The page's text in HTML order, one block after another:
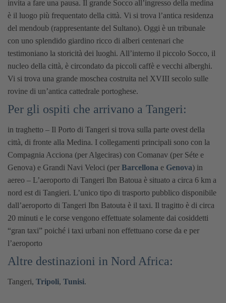
invita a fare una pausa. Il grande Socco all’ingresso della medina
è il luogo più frequentato della città. Vi si trova l’antica residenza
del mendoub (rappresentante del Sultano). Oggi è un tribunale
con uno splendido giardino ricco di alberi centenari che
testimoniano la storicità dei luoghi. All’interno il piccolo Socco, il
nucleo della città, è circondato da piccoli caffè e vecchi alberghi.
Vi si trova una grande moschea costruita nel XVIII secolo sulle
rovine di un’antica cattedrale portoghese.
Per gli ospiti che arrivano a Tangeri:
in traghetto – Il Porto di Tangeri si trova sulla parte ovest della
città, di fronte alla Medina. I collegamenti principali sono con la
Compagnia Acciona (per Algeciras) con Comanav (per Séte e
Genova) e Grandi Navi Veloci (per Barcellona e Genova) in
aereo – L’aeroporto di Tangeri Ibn Batoua è situato a circa 6 km a
nord est di Tangieri. L’unico tipo di trasporto pubblico disponibile
dall’aeroporto di Tangeri Ibn Batouta è il taxi. Il tragitto è di circa
20 minuti e le corse vengono effettuate solamente dai cosiddetti
“gran taxi” poiché i taxi urbani non effettuano corse da e per
l’aeroporto
Altre destinazioni in Nord Africa:
Tangeri, Tripoli, Tunisi.